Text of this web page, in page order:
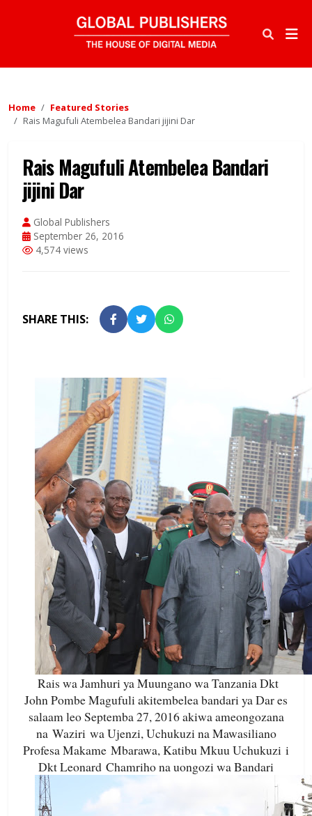
Home
Featured Stories
Rais Magufuli Atembelea Bandari jijini Dar
Rais Magufuli Atembelea Bandari
jijini Dar
Global Publishers
September 26, 2016
4,574 views
SHARE THIS:
Rais wa Jamhuri ya Muungano wa Tanzania Dkt
John Pombe Magufuli akitembelea bandari ya Dar es
salaam leo Septemba 27, 2016 akiwa ameongozana
na Waziri wa Ujenzi, Uchukuzi na Mawasiliano
Profesa Makame Mbarawa, Katibu Mkuu Uchukuzi i
Dkt Leonard Chamriho na uongozi wa Bandari